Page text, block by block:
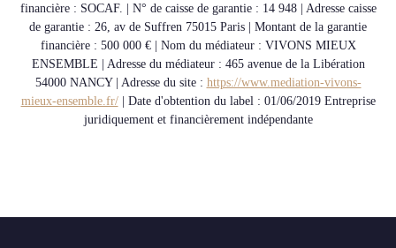
financière : SOCAF. | N° de caisse de garantie : 14 948 | Adresse caisse
de garantie : 26, av de Suffren 75015 Paris | Montant de la garantie
financière : 500 000 € | Nom du médiateur : VIVONS MIEUX
ENSEMBLE | Adresse du médiateur : 465 avenue de la Libération
54000 NANCY | Adresse du site : https://www.mediation-vivons-
mieux-ensemble.fr/| Date d'obtention du label : 01/06/2019Entreprise
juridiquement et financièrement indépendante